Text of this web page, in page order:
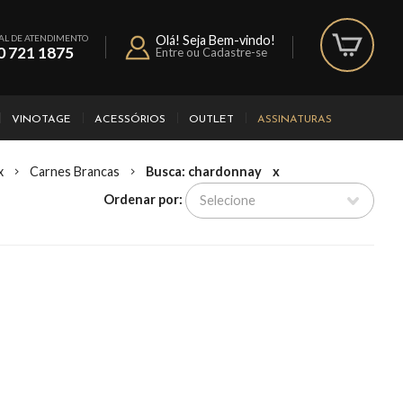
DE ATENDIMENTO
721 1875
Olá! Seja Bem-vindo!
Entre ou Cadastre-se
VINOTAGE ACESSÓRIOS OUTLET ASSINATURAS
Carnes Brancas Busca: chardonnay
x
Ordenar por: